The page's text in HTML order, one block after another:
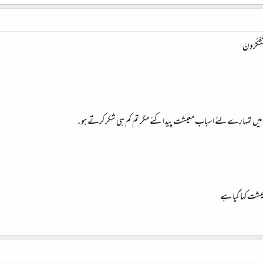
تَشْكُرُونَ
میں تمہارے لئے اسباب معیشت پیدا کئے مگر تم کم ہی شکر کرتے ہو۔
کہا گیا ہے